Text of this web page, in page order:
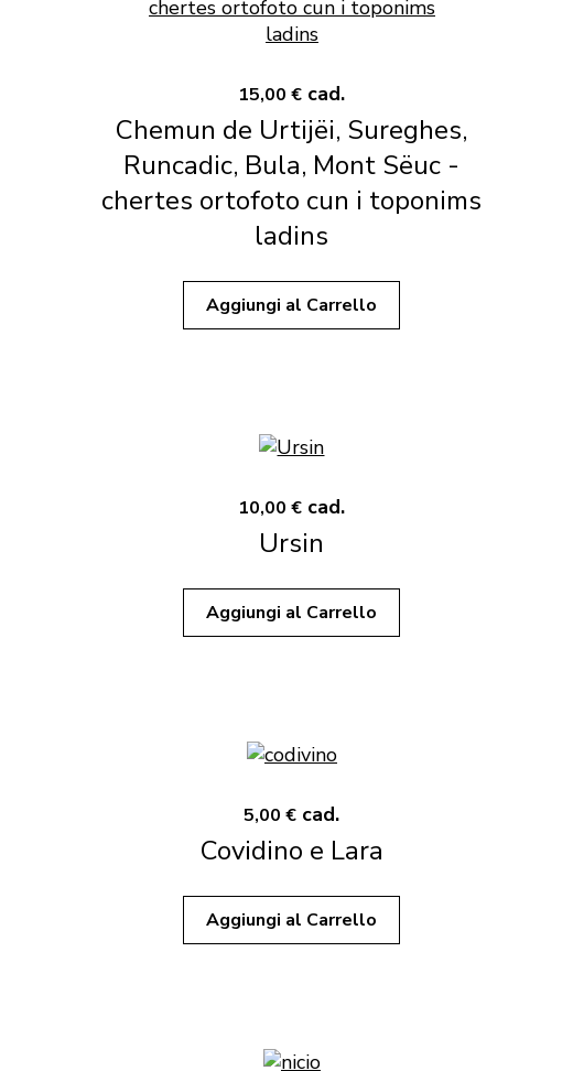
15,00 € cad.
Chemun de Urtijëi, Sureghes,
Runcadic, Bula, Mont Sëuc -
chertes ortofoto cun i toponims
ladins
Aggiungi al Carrello
10,00 € cad.
Ursin
Aggiungi al Carrello
5,00 € cad.
Covidino e Lara
Aggiungi al Carrello